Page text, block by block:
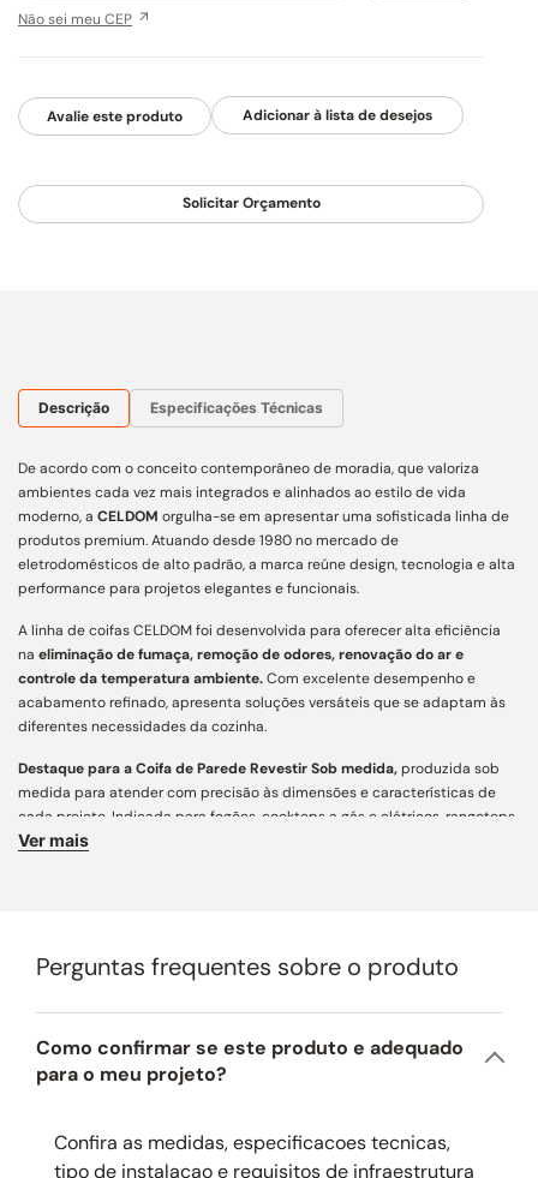
Não sei meu CEP
Avalie este produto
Solicitar Orçamento
Descrição Especificações Técnicas
De acordo com o conceito contemporâneo de moradia, que valoriza
ambientes cada vez mais integrados e alinhados ao estilo de vida
moderno, a CELDOM orgulha-se em apresentar uma sofisticada linha de
produtos premium. Atuando desde 1980 no mercado de
eletrodomésticos de alto padrão, a marca reúne design, tecnologia e alta
performance para projetos elegantes e funcionais.
A linha de coifas CELDOM foi desenvolvida para oferecer alta eficiência
na eliminação de fumaça, remoção de odores, renovação do ar e
controle da temperatura ambiente.Com excelente desempenho e
acabamento refinado, apresenta soluções versáteis que se adaptam às
diferentes necessidades da cozinha.
Destaque para a Coifa de Parede Revestir Sob medida,produzida sob
medida para atender com precisão às dimensões e características de
cada projeto. Indicada para fogões, cooktops a gás e elétricos, rangetops
e churrasqueiras a gás, carvão, elétricas e parrillas, assegura captação
Acabamento e Design:desenvolvida com mais de 160 variações
para integração arquitetônica aos mais diversos projetos. Possui
acabamento externo em aço inox AISI 430 de alta resistência, e o corpo
da coifa é fabricado em aço galvanizado, ideal para receber revestimento
em marcenaria e garantir perfeita integração ao ambiente. Para regiões
consulta).
Ver mais
Perguntas frequentes sobre o produto
Como confirmar se este produto e adequado
para o meu projeto?
Confira as medidas, especificacoes tecnicas,
tipo de instalacao e requisitos de infraestrutura